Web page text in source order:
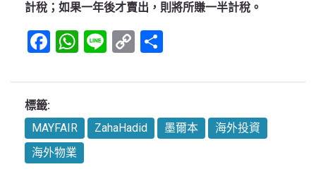
計稅；如果一年後才賣出，則將所賺一半計稅。
Facebook
WhatsApp
LineCopy
標籤:
MAYFAIR
ZahaHadid 墨爾本
海外投資
海外物業